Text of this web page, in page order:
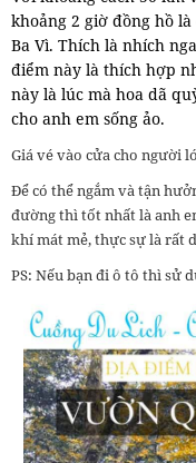
khoảng 2 giờ đồng hồ
Ba Vì. Thích là nhích
điểm này là thích hợp
này là lúc mà hoa dã
cho anh em sống ảo.
Giá vé vào cửa cho người
Để có thể ngắm và tận
đường thì tốt nhất là anh
khí mát mẻ, thực sự là rất
PS: Nếu bạn đi ô tô thì sử